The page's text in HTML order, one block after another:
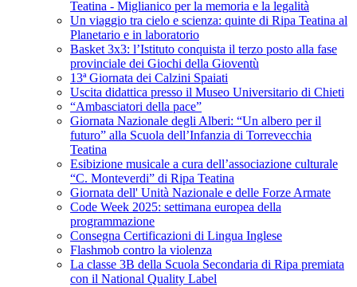
Teatina - Miglianico per la memoria e la legalità
Un viaggio tra cielo e scienza: quinte di Ripa Teatina al
Planetario e in laboratorio
Basket 3x3: l’Istituto conquista il terzo posto alla fase
provinciale dei Giochi della Gioventù
13ª Giornata dei Calzini Spaiati
Uscita didattica presso il Museo Universitario di Chieti
“Ambasciatori della pace”
Giornata Nazionale degli Alberi: “Un albero per il
futuro” alla Scuola dell’Infanzia di Torrevecchia
Teatina
Esibizione musicale a cura dell’associazione culturale
“C. Monteverdi” di Ripa Teatina
Giornata dell' Unità Nazionale e delle Forze Armate
Code Week 2025: settimana europea della
programmazione
Consegna Certificazioni di Lingua Inglese
Flashmob contro la violenza
La classe 3B della Scuola Secondaria di Ripa premiata
con il National Quality Label